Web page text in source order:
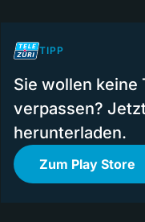
TIPP
Sie wollen keine
verpassen?
herunterladen.
Zum Play Store